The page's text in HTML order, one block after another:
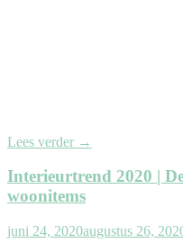
Lees verder →
Interieurtrend 2020 |
woonitems
juni 24, 2020augustus 26,